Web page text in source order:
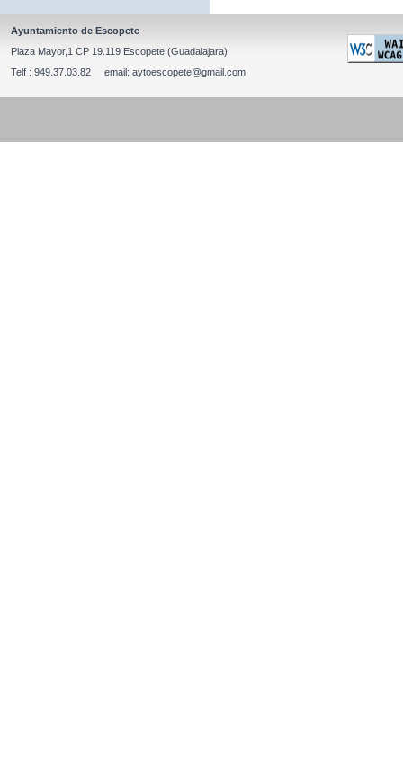
Ayuntamiento de Escopete
Plaza Mayor,1 CP 19.119 Escopete (Guadalajara)
Telf : 949.37.03.82 email: aytoescopete@gmail.com